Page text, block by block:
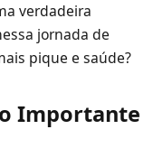
verdadeira
jornada de
pique e saúde?
Importante